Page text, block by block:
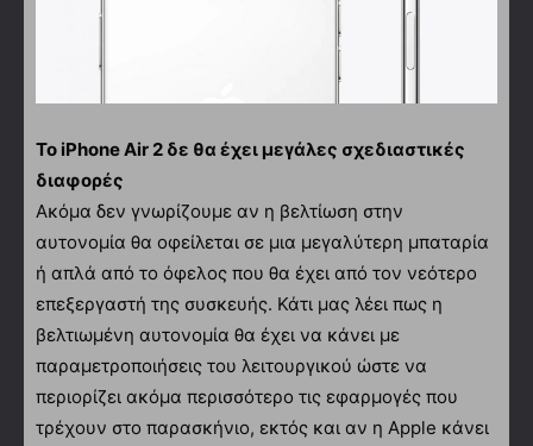
Το iPhone Air 2 δε θα έχει μεγάλες σχεδιαστικές
διαφορές
Ακόμα δεν γνωρίζουμε αν η βελτίωση στην
αυτονομία θα οφείλεται σε μια μεγαλύτερη μπαταρία
ή απλά από το όφελος που θα έχει από τον νεότερο
επεξεργαστή της συσκευής. Κάτι μας λέει πως η
βελτιωμένη αυτονομία θα έχει να κάνει με
παραμετροποιήσεις του λειτουργικού ώστε να
περιορίζει ακόμα περισσότερο τις εφαρμογές που
τρέχουν στο παρασκήνιο, εκτός και αν η Apple κάνει